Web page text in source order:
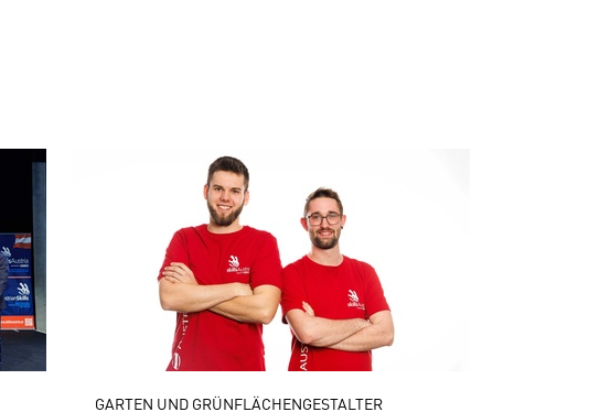
GARTEN UND GRÜNFLÄCHENGESTALTER